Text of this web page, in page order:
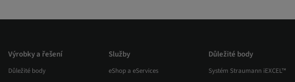
Výrobky a řešení
Důležité body
Služby
eShop a eServices
Důležité body
Systém Straumann iEXCEL™